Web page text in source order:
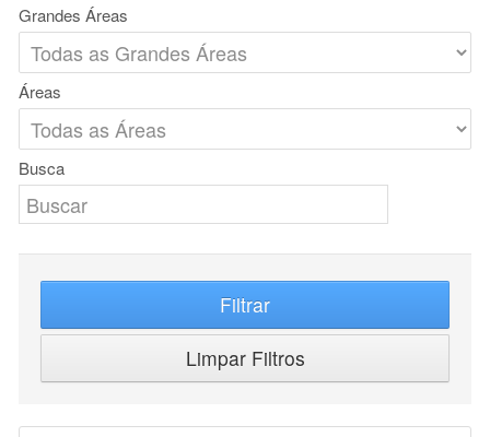
Grandes Áreas
Áreas
Busca
Filtrar
Limpar Filtros